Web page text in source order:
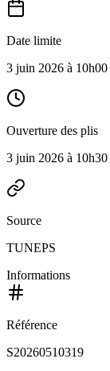
Date limite
3 juin 2026 à 10h00
Ouverture des plis
3 juin 2026 à 10h30
Source
TUNEPS
Informations
Référence
S20260510319